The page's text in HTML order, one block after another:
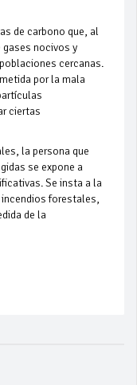
de carbono que, al
gases nocivos y
cercanas.
por la mala
ciertas
la persona que
se expone a
Se insta a la
forestales,
de la